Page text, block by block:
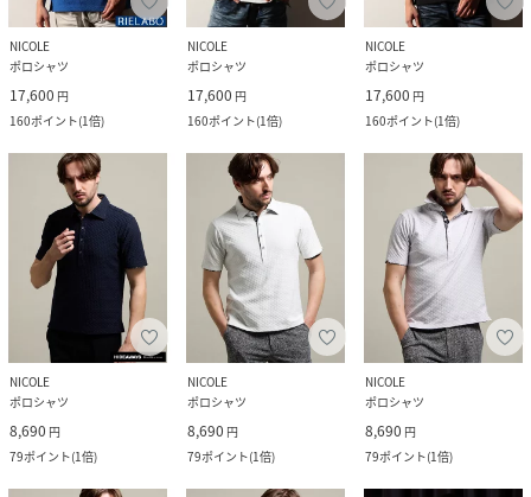
NICOLE
ポロシャツ
17,600 円
160ポイント(1倍)
NICOLE
ポロシャツ
17,600 円
160ポイント(1倍)
NICOLE
ポロシャツ
17,600 円
160ポイント(1倍)
NICOLE
ポロシャツ
8,690 円
79ポイント(1倍)
NICOLE
ポロシャツ
8,690 円
79ポイント(1倍)
NICOLE
ポロシャツ
8,690 円
79ポイント(1倍)